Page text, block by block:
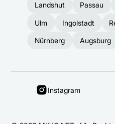
Landshut Passau
Ulm Ingolstadt
Nürnberg Augsburg
Instagram